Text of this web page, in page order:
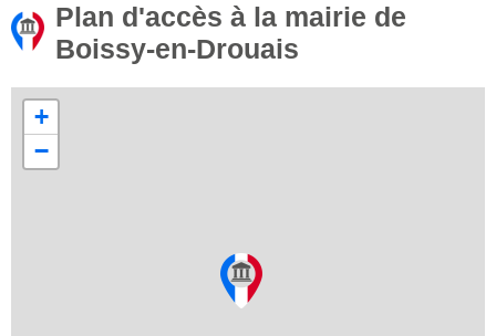
Plan d'accès à la mairie de
Boissy-en-Drouais
+
−